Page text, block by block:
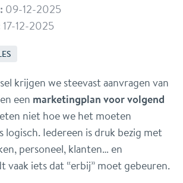
09-12-2025
17-12-2025
krijgen we steevast aanvragen van
een marketingplan voor volgend
niet hoe we het moeten
logisch. Iedereen is druk bezig met
personeel, klanten… en
vaak iets dat “erbij” moet gebeuren.